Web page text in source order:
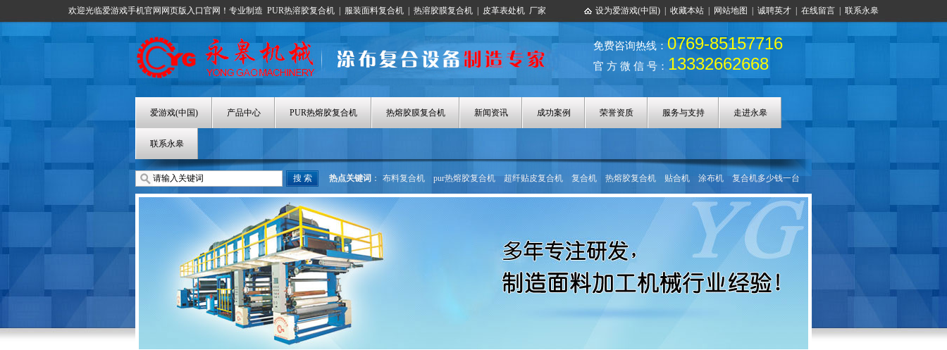
欢迎光临爱游戏手机官网网页版入口官网！专业制造 PUR热溶胶复合机 服装面料复合机 热溶胶膜复合机 皮革表处机 厂家 设为爱游戏(中国) 收藏本站 网站地图 诚聘英才 在线留言 联系永皋
免费咨询热线： 0769-85157716
官 方 微 信 号： 13332662668
爱游戏(中国) 产品中心 PUR热熔胶复合机 热熔胶膜复合机 新闻资讯 成功案例 荣誉资质 服务与支持 走进永皋
联系永皋
热点关键词 ： 布料复合机 pur热熔胶复合机 超纤贴皮复合机 复合机 热熔胶复合机 贴合机 涂布机
复合机多少钱一台
热熔胶涂布机
热熔胶膜复合机